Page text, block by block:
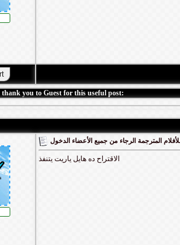
thank you to Guest for this useful post:
المترجمة الرجاء من جميع الأعضاء الدخول
الاقتراح ده هايل ياريت يتنفذ